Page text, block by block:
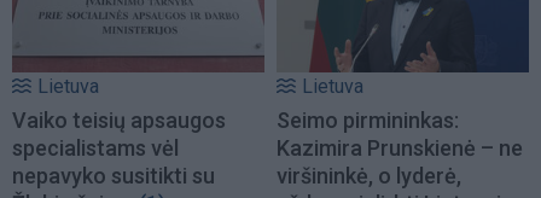
Lietuva
Vaiko teisių apsaugos
specialistams vėl
nepavyko susitikti su
Lietuva
Seimo pirmininkas:
Kazimira Prunskienė – ne
viršininkė, o lyderė,